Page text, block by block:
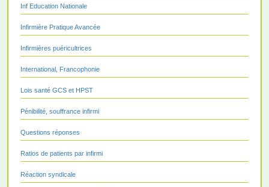
Inf Education Nationale
Infirmière Pratique Avancée
Infirmières puéricultrices
International, Francophonie
Lois santé GCS et HPST
Pénibilité, souffrance infirmi
Questions réponses
Ratios de patients par infirmi
Réaction syndicale